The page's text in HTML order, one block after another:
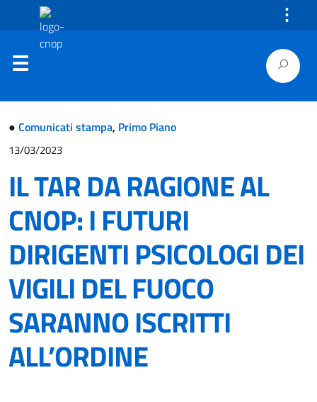
⋮
● Comunicati stampa, Primo Piano
13/03/2023
IL TAR DA RAGIONE AL
CNOP: I FUTURI
DIRIGENTI PSICOLOGI DEI
VIGILI DEL FUOCO
SARANNO ISCRITTI
ALL’ORDINE